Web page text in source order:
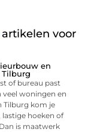
artikelen voor
en
of bureau past
veel woningen en
Tilburg kom je
hoeken of
is maatwerk